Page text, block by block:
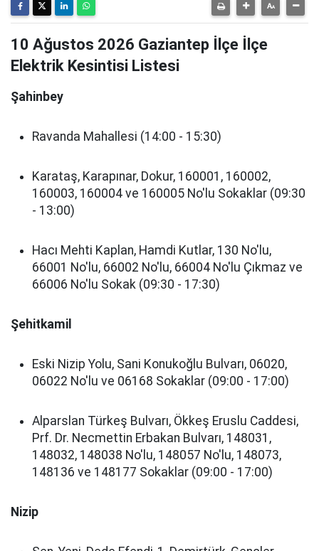
10 Ağustos 2026 Gaziantep İlçe İlçe
Elektrik Kesintisi Listesi
Şahinbey
Ravanda Mahallesi (14:00 - 15:30)
Karataş, Karapınar, Dokur, 160001, 160002,
160003, 160004 ve 160005 No'lu Sokaklar (09:30
- 13:00)
Hacı Mehti Kaplan, Hamdi Kutlar, 130 No'lu,
66001 No'lu, 66002 No'lu, 66004 No'lu Çıkmaz ve
66006 No'lu Sokak (09:30 - 17:30)
Şehitkamil
Eski Nizip Yolu, Sani Konukoğlu Bulvarı, 06020,
06022 No'lu ve 06168 Sokaklar (09:00 - 17:00)
Alparslan Türkeş Bulvarı, Ökkeş Eruslu Caddesi,
Prf. Dr. Necmettin Erbakan Bulvarı, 148031,
148032, 148038 No'lu, 148057 No'lu, 148073,
148136 ve 148177 Sokaklar (09:00 - 17:00)
Nizip